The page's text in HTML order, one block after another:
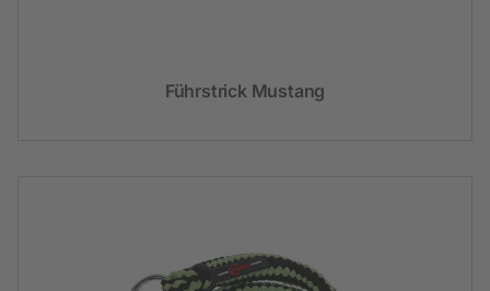
Führstrick Mustang